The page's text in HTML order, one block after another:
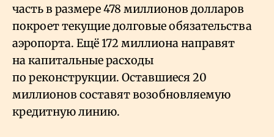
часть в размере 478 миллионов долларов
покроет текущие долговые обязательства
аэропорта. Ещё 172 миллиона направят
на капитальные расходы
по реконструкции. Оставшиеся 20
миллионов составят возобновляемую
кредитную линию.